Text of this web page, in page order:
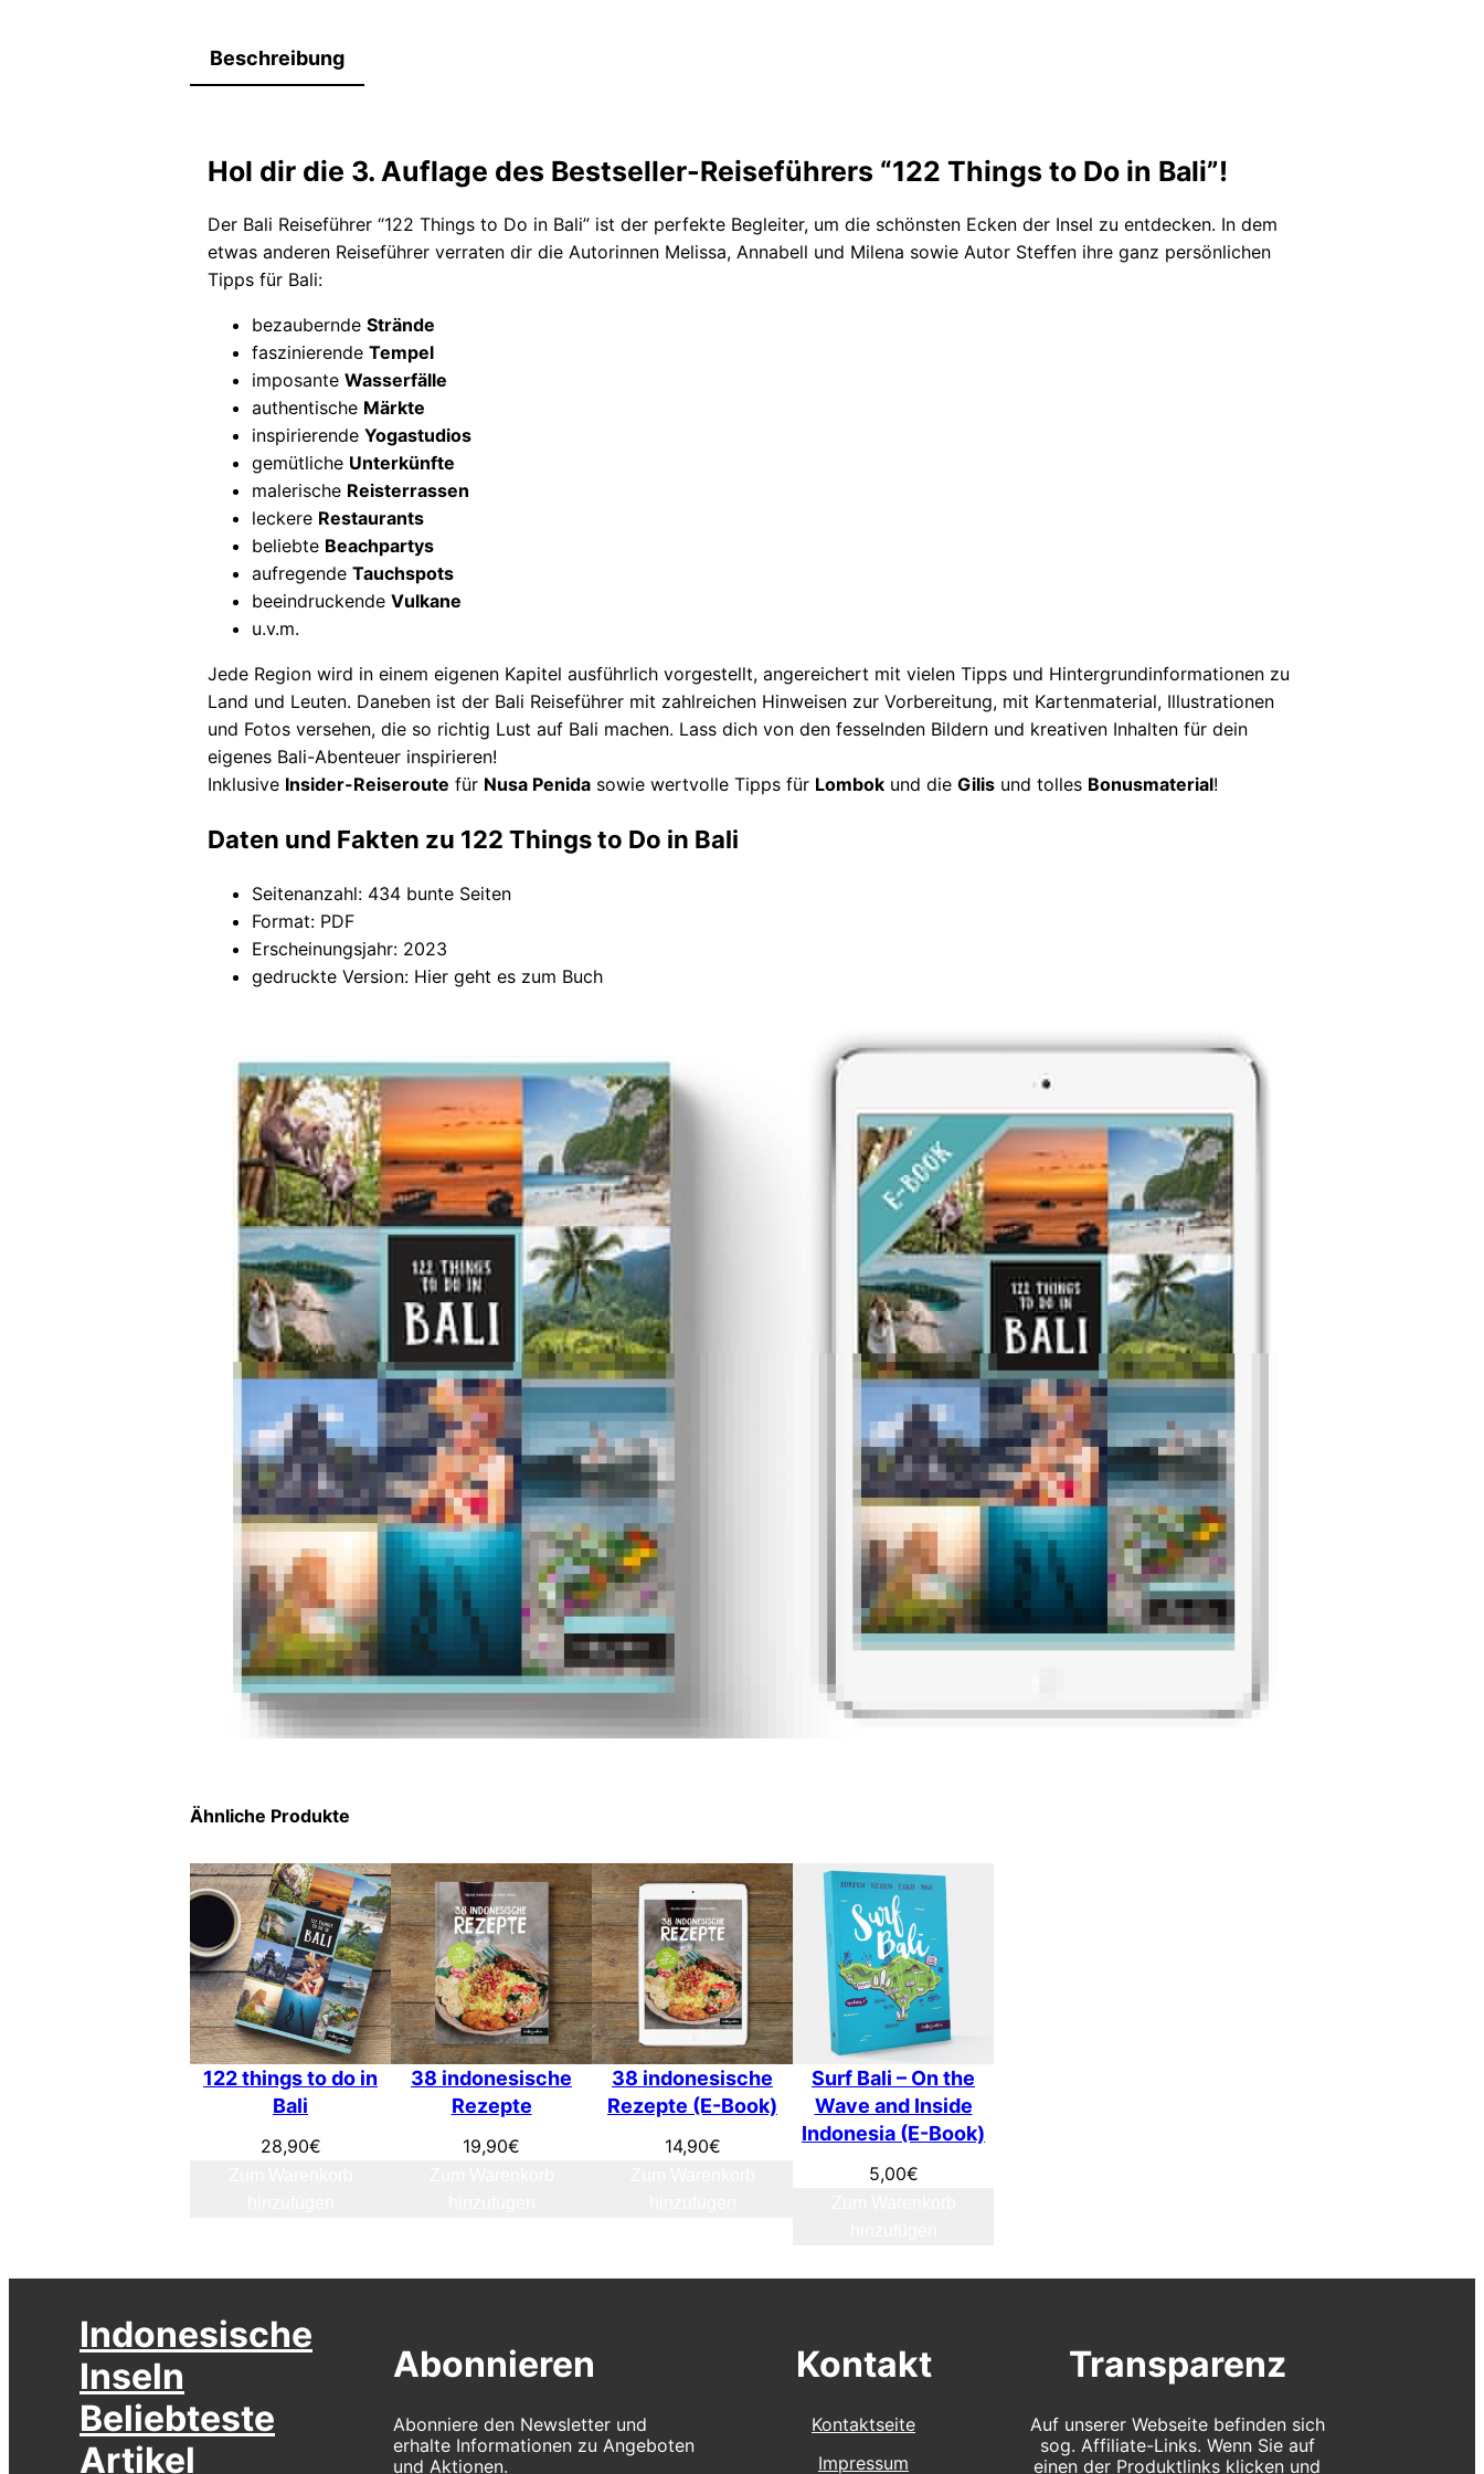
o
o
k
Beschreibung
Hol dir die 3. Auflage des Bestseller-Reiseführers “122 Things to Do in Bali”!
Der Bali Reiseführer “122 Things to Do in Bali” ist der perfekte Begleiter, um die schönsten Ecken der Insel zu entdecken. In dem
etwas anderen Reiseführer verraten dir die Autorinnen Melissa, Annabell und Milena sowie Autor Steffen ihre ganz persönlichen
Tipps für Bali:
bezaubernde Strände
faszinierende Tempel
imposante Wasserfälle
authentische Märkte
inspirierende Yogastudios
gemütliche Unterkünfte
malerische Reisterrassen
leckere Restaurants
beliebte Beachpartys
aufregende Tauchspots
beeindruckende Vulkane
u.v.m.
Jede Region wird in einem eigenen Kapitel ausführlich vorgestellt, angereichert mit vielen Tipps und Hintergrundinformationen zu
Land und Leuten. Daneben ist der Bali Reiseführer mit zahlreichen Hinweisen zur Vorbereitung, mit Kartenmaterial, Illustrationen
und Fotos versehen, die so richtig Lust auf Bali machen. Lass dich von den fesselnden Bildern und kreativen Inhalten für dein
eigenes Bali-Abenteuer inspirieren!
Inklusive Insider-Reiseroute für Nusa Penida sowie wertvolle Tipps für Lombok und die Gilis und tolles Bonusmaterial!
Daten und Fakten zu 122 Things to Do in Bali
Seitenanzahl: 434 bunte Seiten
Format: PDF
Erscheinungsjahr: 2023
gedruckte Version: Hier geht es zum Buch
Ähnliche Produkte
122 things to do in
Bali
28,90€
38 indonesische
Rezepte
19,90€
38 indonesische
Rezepte (E-Book)
14,90€
Surf Bali – On the
Wave and Inside
Indonesia (E-Book)
5,00€
Indonesische
Inseln
Beliebteste
Artikel
Abonnieren
Abonniere den Newsletter und
erhalte Informationen zu Angeboten
und Aktionen.
Kontakt
Kontaktseite
Impressum
Transparenz
Auf unserer Webseite befinden sich
sog. Affiliate-Links. Wenn Sie auf
einen der Produktlinks klicken und